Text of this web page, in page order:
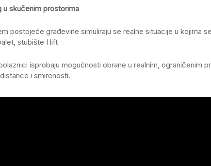
u skučenim prostorima
postojeće građevine simuliraju se realne situacije u kojima
stubište I lift
isprobaju mogućnosti obrane u realnim, ograničenim
i smirenosti.